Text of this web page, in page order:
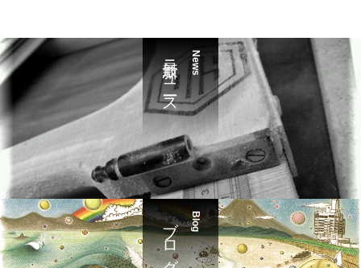
News
最新ニュース
Blog
ブログ